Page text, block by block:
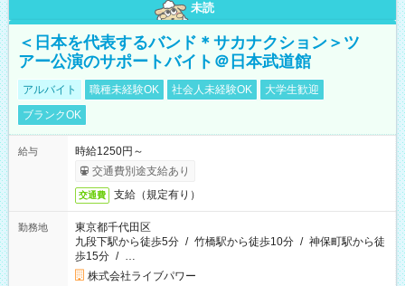
未読
＜日本を代表するバンド＊サカナクション＞ツ
アー公演のサポートバイト＠日本武道館
アルバイト 職種未経験OK 社会人未経験OK
大学生歓迎
ブランクOK
給与
時給1250円～
交通費別途支給あり
交通費 支給（規定有り）
勤務地
東京都千代田区
九段下駅から徒歩5分 / 竹橋駅から徒歩10分 / 神保町駅から徒
歩15分 / …
株式会社ライブパワー